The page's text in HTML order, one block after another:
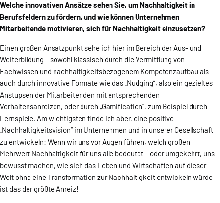
Welche innovativen Ansätze sehen Sie, um Nachhaltigkeit in
Berufsfeldern zu fördern, und wie können Unternehmen
Mitarbeitende motivieren, sich für Nachhaltigkeit einzusetzen?
Einen großen Ansatzpunkt sehe ich hier im Bereich der Aus- und
Weiterbildung – sowohl klassisch durch die Vermittlung von
Fachwissen und nachhaltigkeitsbezogenem Kompetenzaufbau als
auch durch innovative Formate wie das „Nudging“, also ein gezieltes
Anstupsen der Mitarbeitenden mit entsprechenden
Verhaltensanreizen, oder durch „Gamification“, zum Beispiel durch
Lernspiele. Am wichtigsten finde ich aber, eine positive
„Nachhaltigkeitsvision“ im Unternehmen und in unserer Gesellschaft
zu entwickeln: Wenn wir uns vor Augen führen, welch großen
Mehrwert Nachhaltigkeit für uns alle bedeutet – oder umgekehrt, uns
bewusst machen, wie sich das Leben und Wirtschaften auf dieser
Welt ohne eine Transformation zur Nachhaltigkeit entwickeln würde –
ist das der größte Anreiz!